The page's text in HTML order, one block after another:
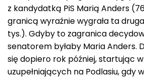
z kandydatką PiS Marią Anders
granicą wyraźnie wygrała ta
tys.). Gdyby to zagranica
senatorem byłaby Maria Anders.
się dopiero rok później, startując
uzupełniających na Podlasiu, gdy